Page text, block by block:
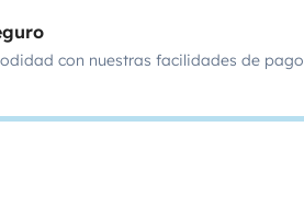
con nuestras facilidades de pago